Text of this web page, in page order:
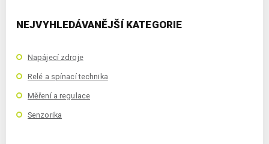
NEJVYHLEDÁVANĚJŠÍ KATEGORIE
Napájecí zdroje
Relé a spínací technika
Měření a regulace
Senzorika